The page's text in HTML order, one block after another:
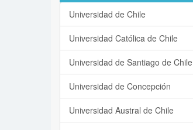
Universidad de Chile
Universidad Católica de Chile
Universidad de Santiago de Chile
Universidad de Concepción
Universidad Austral de Chile